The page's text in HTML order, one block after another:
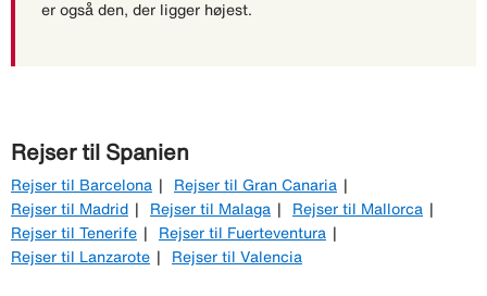
er også den, der ligger højest.
Rejser til Spanien
Rejser til Barcelona
Rejser til Gran Canaria
Rejser til Madrid
Rejser til Malaga
Rejser til Mallorca
Rejser til Tenerife
Rejser til Fuerteventura
Rejser til Lanzarote
Rejser til Valencia